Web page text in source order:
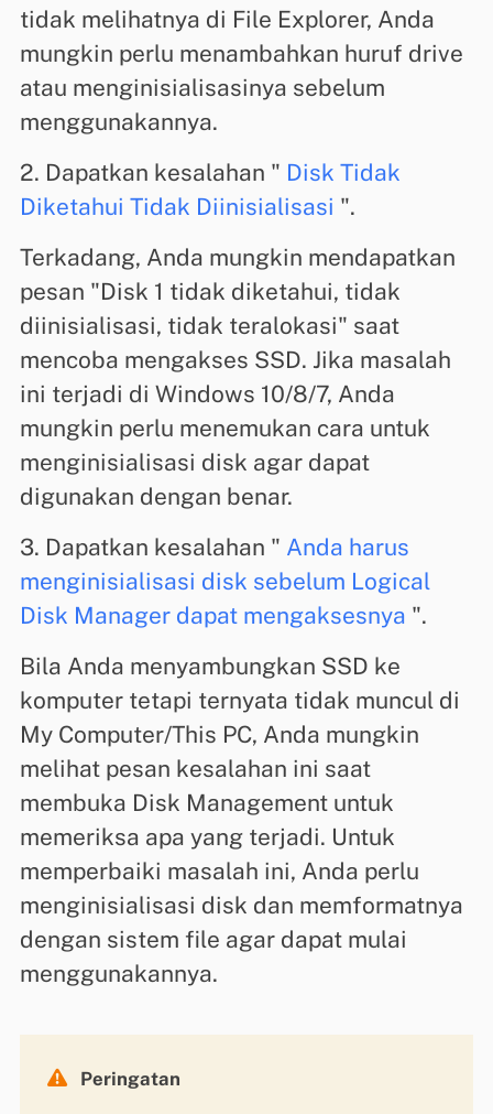
tidak melihatnya di File Explorer, Anda
mungkin perlu menambahkan huruf drive
atau menginisialisasinya sebelum
menggunakannya.
2. Dapatkan kesalahan " Disk Tidak
Diketahui Tidak Diinisialisasi ".
Terkadang, Anda mungkin mendapatkan
pesan "Disk 1 tidak diketahui, tidak
diinisialisasi, tidak teralokasi" saat
mencoba mengakses SSD. Jika masalah
ini terjadi di Windows 10/8/7, Anda
mungkin perlu menemukan cara untuk
menginisialisasi disk agar dapat
digunakan dengan benar.
3. Dapatkan kesalahan " Anda harus
menginisialisasi disk sebelum Logical
Disk Manager dapat mengaksesnya ".
Bila Anda menyambungkan SSD ke
komputer tetapi ternyata tidak muncul di
My Computer/This PC, Anda mungkin
melihat pesan kesalahan ini saat
membuka Disk Management untuk
memeriksa apa yang terjadi. Untuk
memperbaiki masalah ini, Anda perlu
menginisialisasi disk dan memformatnya
dengan sistem file agar dapat mulai
menggunakannya.
 Peringatan